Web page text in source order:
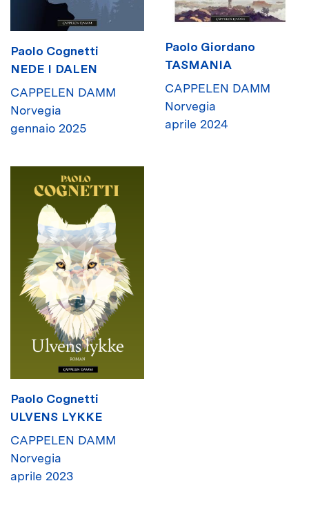
Paolo Cognetti
NEDE I DALEN
CAPPELEN DAMM
Norvegia
gennaio 2025
Paolo Giordano
TASMANIA
CAPPELEN DAMM
Norvegia
aprile 2024
Paolo Cognetti
ULVENS LYKKE
CAPPELEN DAMM
Norvegia
aprile 2023